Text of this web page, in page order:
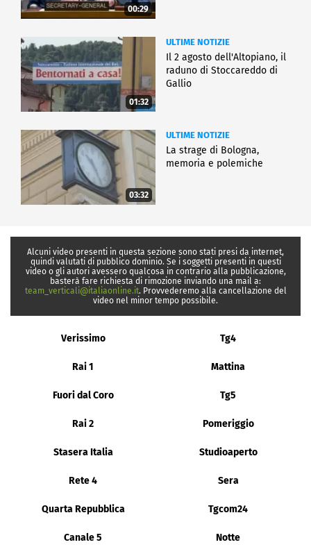
00:29
01:32
ULTIME NOTIZIE
Il 2 agosto dell'Altopiano, il
raduno di Stoccareddo di
Gallio
03:32
ULTIME NOTIZIE
La strage di Bologna,
memoria e polemiche
Alcuni video presenti in questa sezione sono stati presi da internet,
quindi valutati di pubblico dominio. Se i soggetti presenti in questi
video o gli autori avessero qualcosa in contrario alla pubblicazione,
basterà fare richiesta di rimozione inviando una mail a:
team_verticali@italiaonline.it. Provvederemo alla cancellazione del
video nel minor tempo possibile.
Verissimo Tg4
Rai 1 Mattina
Fuori dal Coro Tg5
Rai 2 Pomeriggio
Stasera Italia Studioaperto
Rete 4 Sera
Quarta Repubblica Tgcom24
Canale 5 Notte